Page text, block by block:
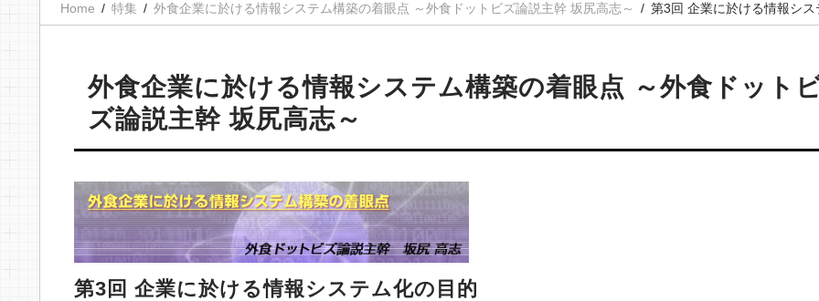
Home 特集 外食企業に於ける情報システム構築の着眼点 ～外食ドットビズ論説主幹 坂尻高志～ 第3回 企業に於ける情報シ
外食企業に於ける情報システム構築の着眼点 ～外食ドット
ズ論説主幹 坂尻高志～
第3回 企業に於ける情報システム化の目的